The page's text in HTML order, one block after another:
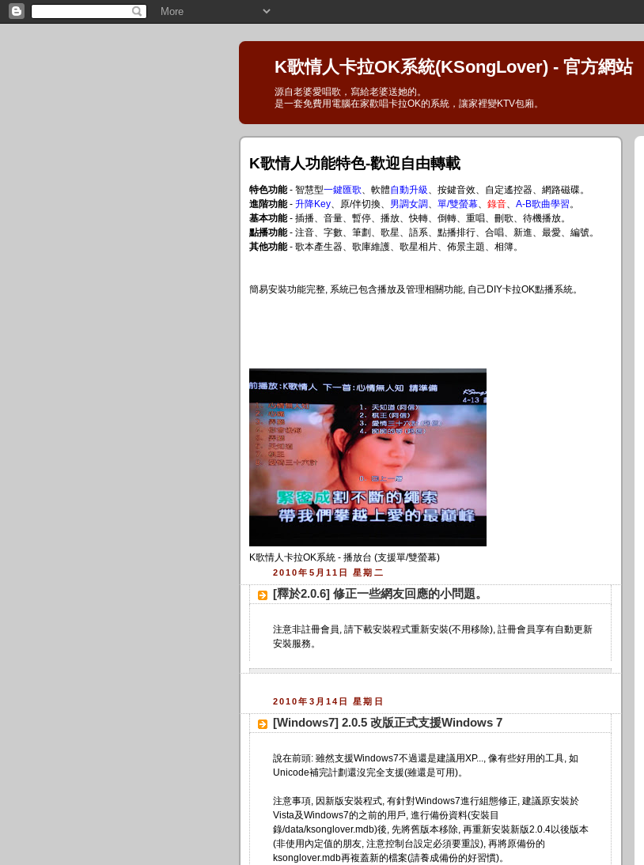
K歌情人卡拉OK系統(KSongLover) - 官方網站
源自老婆愛唱歌，寫給老婆送她的。
是一套免費用電腦在家歡唱卡拉OK的系統，讓家裡變KTV包廂。
K歌情人功能特色-歡迎自由轉載
特色功能- 智慧型一鍵匯歌、軟體自動升級、按鍵音效、自定遙控器、網路磁碟。
進階功能- 升降Key、原/伴切換、 男調女調 、 單/雙螢幕、 錄音、 A-B歌曲學習。
基本功能- 插播、音量、暫停、播放、快轉、倒轉、重唱、刪歌、待機播放。
點播功能- 注音、字數、筆劃、歌星、語系、點播排行、合唱、新進、最愛、編號。
其他功能- 歌本產生器、歌庫維護、歌星相片、佈景主題、相簿。
簡易安裝功能完整, 系統已包含播放及管理相關功能, 自己DIY卡拉OK點播系統。
K歌情人卡拉OK系統 - 播放台 (支援單/雙螢幕)
2010年5月11日 星期二
[釋於2.0.6] 修正一些網友回應的小問題。
注意非註冊會員, 請下載安裝程式重新安裝(不用移除), 註冊會員享有自動更新
安裝服務。
2010年3月14日 星期日
[Windows7] 2.0.5 改版正式支援Windows 7
說在前頭: 雖然支援Windows7不過還是建議用XP..., 像有些好用的工具, 如
Unicode補完計劃還沒完全支援(雖還是可用)。
注意事項, 因新版安裝程式, 有針對Windows7進行組態修正, 建議原安裝於
Vista及Windows7的之前的用戶, 進行備份資料(安裝目
錄/data/ksonglover.mdb)後, 先將舊版本移除, 再重新安裝新版2.0.4以後版本
(非使用內定值的朋友, 注意控制台設定必須要重設), 再將原備份的
ksonglover.mdb再複蓋新的檔案(請養成備份的好習慣)。